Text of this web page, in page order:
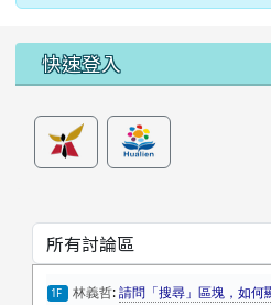
左邊區域內容
快速登入